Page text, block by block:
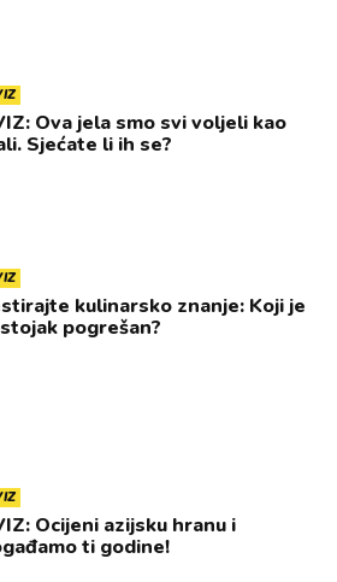
Ova jela smo svi voljeli kao
Sjećate li ih se?
kulinarsko znanje: Koji je
pogrešan?
Ocijeni azijsku hranu i
ti godine!